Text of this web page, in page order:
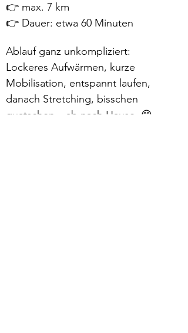
👉 max. 7 km
👉 Dauer: etwa 60 Minuten
Ablauf ganz unkompliziert:
Lockeres Aufwärmen, kurze
Mobilisation, entspannt laufen,
danach Stretching, bisschen
quatschen – ab nach Hause. 😁